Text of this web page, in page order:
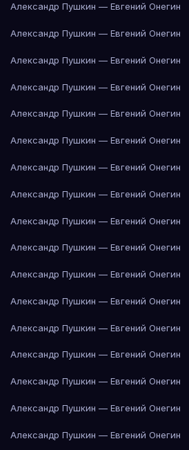
Александр Пушкин — Евгений Онегин
Александр Пушкин — Евгений Онегин
Александр Пушкин — Евгений Онегин
Александр Пушкин — Евгений Онегин
Александр Пушкин — Евгений Онегин
Александр Пушкин — Евгений Онегин
Александр Пушкин — Евгений Онегин
Александр Пушкин — Евгений Онегин
Александр Пушкин — Евгений Онегин
Александр Пушкин — Евгений Онегин
Александр Пушкин — Евгений Онегин
Александр Пушкин — Евгений Онегин
Александр Пушкин — Евгений Онегин
Александр Пушкин — Евгений Онегин
Александр Пушкин — Евгений Онегин
Александр Пушкин — Евгений Онегин
Александр Пушкин — Евгений Онегин